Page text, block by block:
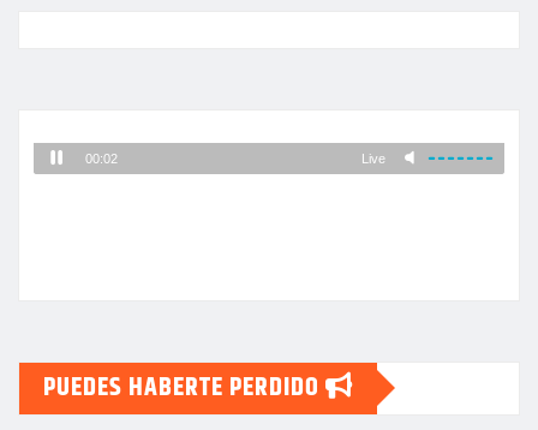
PUEDES HABERTE PERDIDO